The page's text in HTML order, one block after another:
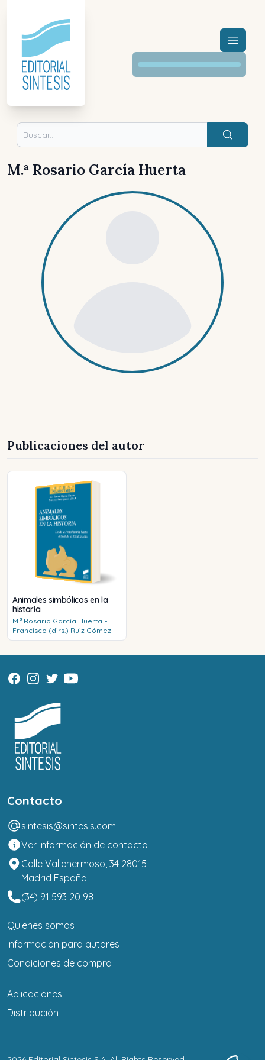
Menú
Buscar
M.ª Rosario García Huerta
Publicaciones del autor
Animales simbólicos en la
historia
M.ª Rosario García Huerta -
Francisco (dirs.) Ruiz Gómez
Contacto
sintesis@sintesis.com
Ver información de contacto
Calle Vallehermoso, 34 28015
Madrid España
(34) 91 593 20 98
Quienes somos
Información para autores
Condiciones de compra
Aplicaciones
Distribución